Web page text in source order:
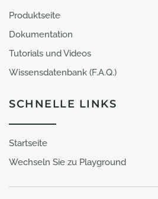
Produktseite
Dokumentation
Tutorials und Videos
Wissensdatenbank (F.A.Q.)
SCHNELLE LINKS
Startseite
Wechseln Sie zu Playground